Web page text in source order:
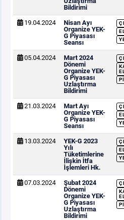
Bildirimi
19.04.2024
Nisan Ayı
Organize YEK-
G Piyasası
Seansı
05.04.2024
Mart 2024
Dönemi
Organize YEK-
G Piyasası
Uzlaştırma
Bildirimi
21.03.2024
Mart Ayı
Organize YEK-
G Piyasası
Seansı
13.03.2024
YEK-G 2023
Yılı
Tüketimlerine
İlişkin İtfa
İşlemleri Hk.
07.03.2024
Şubat 2024
Dönemi
Organize YEK-
G Piyasası
Uzlaştırma
Bildirimi